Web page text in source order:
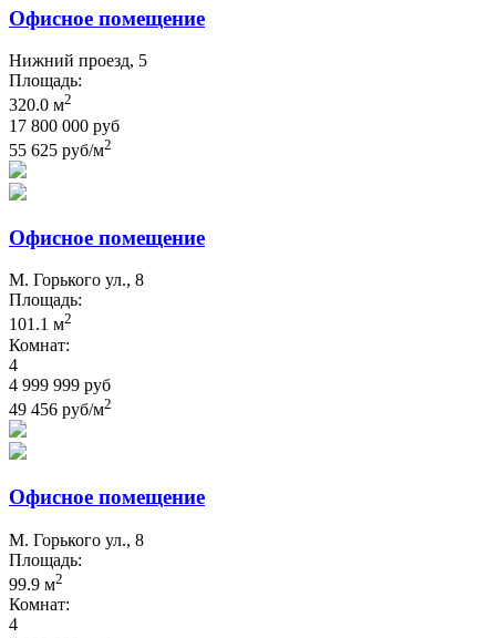
Офисное помещение
Нижний проезд, 5
Площадь:
320.0 м2
17 800 000 руб
55 625 руб/м2
Офисное помещение
М. Горького ул., 8
Площадь:
101.1 м2
Комнат:
4
4 999 999 руб
49 456 руб/м2
Офисное помещение
М. Горького ул., 8
Площадь:
99.9 м2
Комнат:
4